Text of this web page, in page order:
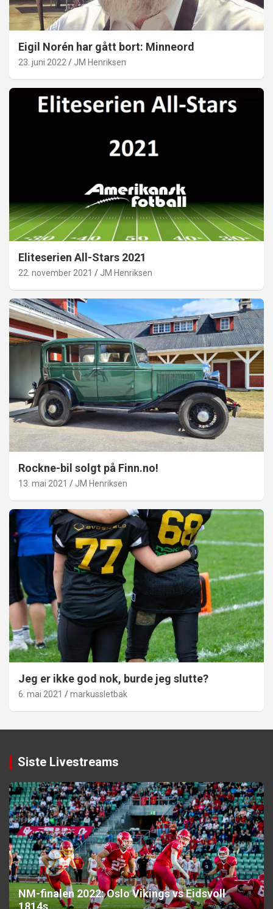
Eigil Norén har gått bort: Minneord
23. juni 2022 JM Henriksen
Eliteserien All-Stars 2021
22. november 2021 JM Henriksen
Rockne-bil solgt på Finn.no!
13. mai 2021 JM Henriksen
Jeg er ikke god nok, burde jeg slutte?
6. mai 2021 markussletbak
Siste Livestreams
NM-finalen 2022: Oslo Vikings vs Eidsvoll